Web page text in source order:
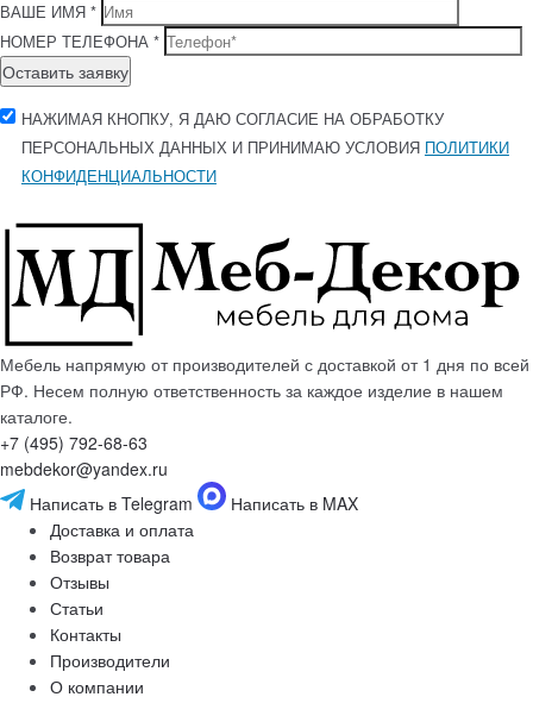
ВАШЕ ИМЯ *
НОМЕР ТЕЛЕФОНА *
Оставить заявку
НАЖИМАЯ КНОПКУ, Я ДАЮ СОГЛАСИЕ НА ОБРАБОТКУ
ПЕРСОНАЛЬНЫХ ДАННЫХ И ПРИНИМАЮ УСЛОВИЯ ПОЛИТИКИ
КОНФИДЕНЦИАЛЬНОСТИ
Мебель напрямую от производителей с доставкой от 1 дня по всей
РФ. Несем полную ответственность за каждое изделие в нашем
каталоге.
+7 (495) 792-68-63
mebdekor@yandex.ru
Написать в Telegram
Написать в MAX
Доставка и оплата
Возврат товара
Отзывы
Статьи
Контакты
Производители
О компании